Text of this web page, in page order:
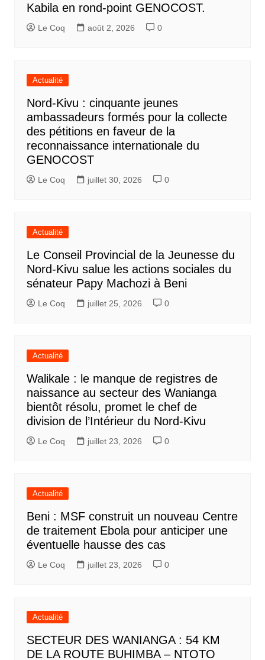
Kabila en rond-point GENOCOST.
Le Coq août 2, 2026 0
Actualité
Nord-Kivu : cinquante jeunes
ambassadeurs formés pour la collecte
des pétitions en faveur de la
reconnaissance internationale du
GENOCOST
Le Coq juillet 30, 2026 0
Actualité
Le Conseil Provincial de la Jeunesse du
Nord-Kivu salue les actions sociales du
sénateur Papy Machozi à Beni
Le Coq juillet 25, 2026 0
Actualité
Walikale : le manque de registres de
naissance au secteur des Wanianga
bientôt résolu, promet le chef de
division de l’Intérieur du Nord-Kivu
Le Coq juillet 23, 2026 0
Actualité
Beni : MSF construit un nouveau Centre
de traitement Ebola pour anticiper une
éventuelle hausse des cas
Le Coq juillet 23, 2026 0
Actualité
SECTEUR DES WANIANGA : 54 KM
DE LA ROUTE BUHIMBA – NTOTO